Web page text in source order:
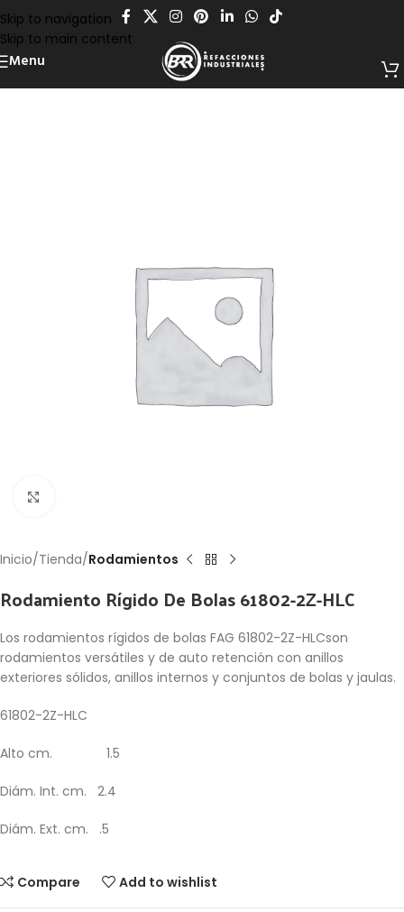
Skip to navigation
Skip to main content
Menu
Inicio Tienda Rodamientos
Rodamiento Rígido De Bolas 61802-2Z-HLC
Los rodamientos rígidos de bolas FAG 61802-2Z-HLCson
rodamientos versátiles y de auto retención con anillos
exteriores sólidos, anillos internos y conjuntos de bolas y jaulas.
61802-2Z-HLC
Alto cm. 1.5
Diám. Int. cm. 2.4
Diám. Ext. cm. .5
Compare Add to wishlist